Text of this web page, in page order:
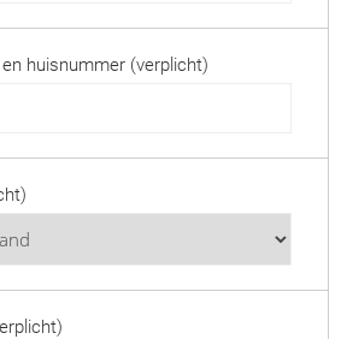
huisnummer (verplicht)